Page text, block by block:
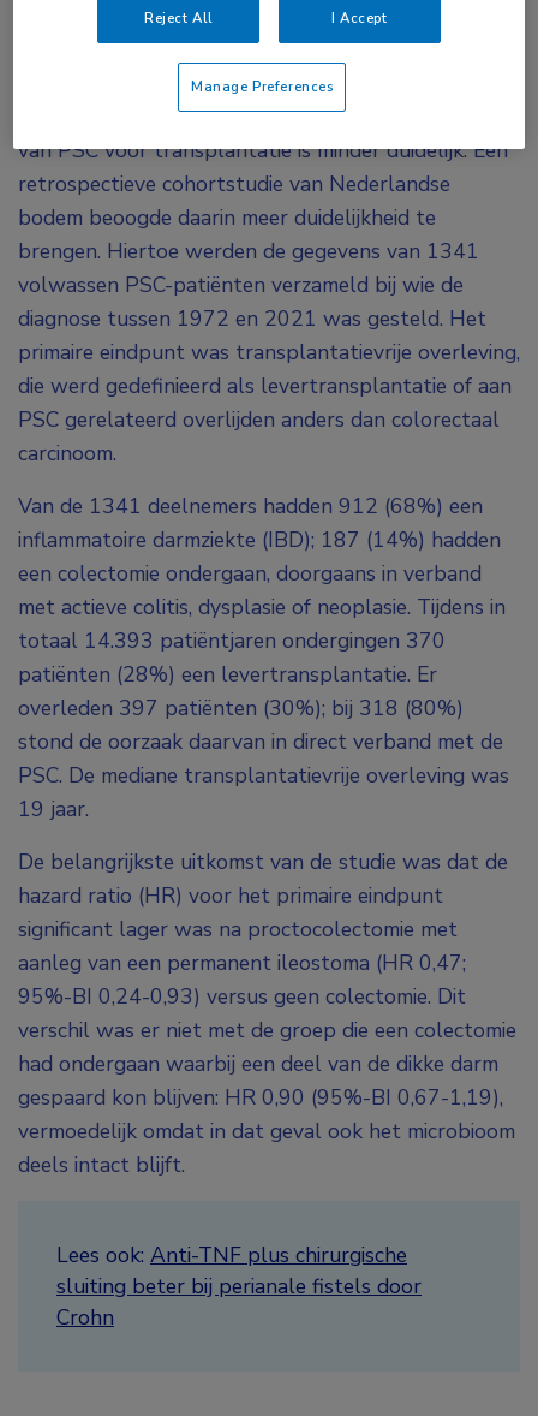
Colectomie, vooral proctocolectomie met een
permanent ileostoma, na levertransplantatie is
geassocieerd met een verlaagde kans op terugkeer
van PSC. Het effect van colectomie op het verloop
van PSC voor transplantatie is minder duidelijk. Een
retrospectieve cohortstudie van Nederlandse
bodem beoogde daarin meer duidelijkheid te
brengen. Hiertoe werden de gegevens van 1341
volwassen PSC-patiënten verzameld bij wie de
diagnose tussen 1972 en 2021 was gesteld. Het
primaire eindpunt was transplantatievrije overleving,
die werd gedefinieerd als levertransplantatie of aan
PSC gerelateerd overlijden anders dan colorectaal
carcinoom.
Van de 1341 deelnemers hadden 912 (68%) een
inflammatoire darmziekte (IBD); 187 (14%) hadden
een colectomie ondergaan, doorgaans in verband
met actieve colitis, dysplasie of neoplasie. Tijdens in
totaal 14.393 patiëntjaren ondergingen 370
patiënten (28%) een levertransplantatie. Er
overleden 397 patiënten (30%); bij 318 (80%)
stond de oorzaak daarvan in direct verband met de
PSC. De mediane transplantatievrije overleving was
19 jaar.
De belangrijkste uitkomst van de studie was dat de
hazard ratio (HR) voor het primaire eindpunt
significant lager was na proctocolectomie met
aanleg van een permanent ileostoma (HR 0,47;
95%-BI 0,24-0,93) versus geen colectomie. Dit
verschil was er niet met de groep die een colectomie
had ondergaan waarbij een deel van de dikke darm
gespaard kon blijven: HR 0,90 (95%-BI 0,67-1,19),
vermoedelijk omdat in dat geval ook het microbioom
deels intact blijft.
Lees ook: Anti-TNF plus chirurgische
sluiting beter bij perianale fistels door
Crohn
Reject All I Accept
Manage Preferences